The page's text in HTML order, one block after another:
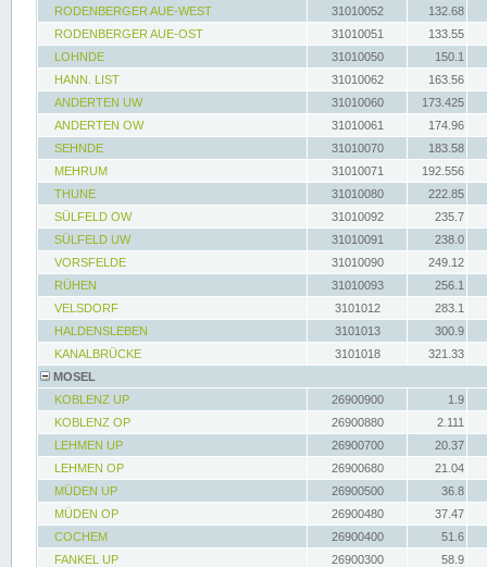
RODENBERGER AUE-WEST
31010052
132.68
RODENBERGER AUE-OST
31010051
133.55
LOHNDE
31010050
150.1
HANN. LIST
31010062
163.56
ANDERTEN UW
31010060
173.425
ANDERTEN OW
31010061
174.96
SEHNDE
31010070
183.58
MEHRUM
31010071
192.556
THUNE
31010080
222.85
SÜLFELD OW
31010092
235.7
SÜLFELD UW
31010091
238.0
VORSFELDE
31010090
249.12
RÜHEN
31010093
256.1
VELSDORF
3101012
283.1
HALDENSLEBEN
3101013
300.9
KANALBRÜCKE
3101018
321.33
MOSEL
KOBLENZ UP
26900900
1.9
KOBLENZ OP
26900880
2.111
LEHMEN UP
26900700
20.37
LEHMEN OP
26900680
21.04
MÜDEN UP
26900500
36.8
MÜDEN OP
26900480
37.47
COCHEM
26900400
51.6
FANKEL UP
26900300
58.9